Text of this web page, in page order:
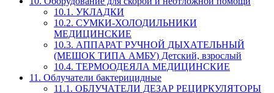
10.1. УКЛАДКИ
10.2. СУМКИ-ХОЛОДИЛЬНИКИ
МЕДИЦИНСКИЕ
10.3. АППАРАТ РУЧНОЙ ДЫХАТЕЛЬНЫЙ
(МЕШОК ТИПА АМБУ) Детский, взрослый
10.4. ТЕРМООДЕЯЛА МЕДИЦИНСКИЕ
11. Облучатели бактерицидные
11.1. ОБЛУЧАТЕЛИ ДЕЗАР РЕЦИРКУЛЯТОРЫ